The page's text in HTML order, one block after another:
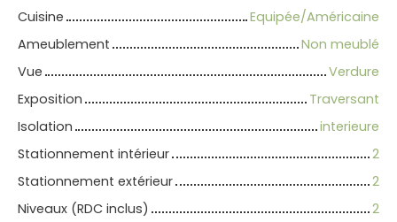
Cuisine
Equipée/Américaine
Ameublement
Non meublé
Vue
Verdure
Exposition
Traversant
Isolation
interieure
Stationnement intérieur
2
Stationnement extérieur
2
Niveaux (RDC inclus)
2